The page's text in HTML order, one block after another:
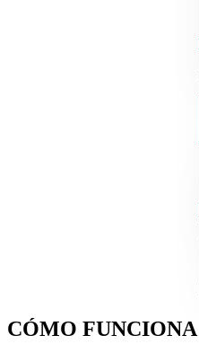
CÓMO FUNCIONA